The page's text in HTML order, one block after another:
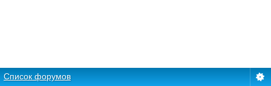
Список форумов